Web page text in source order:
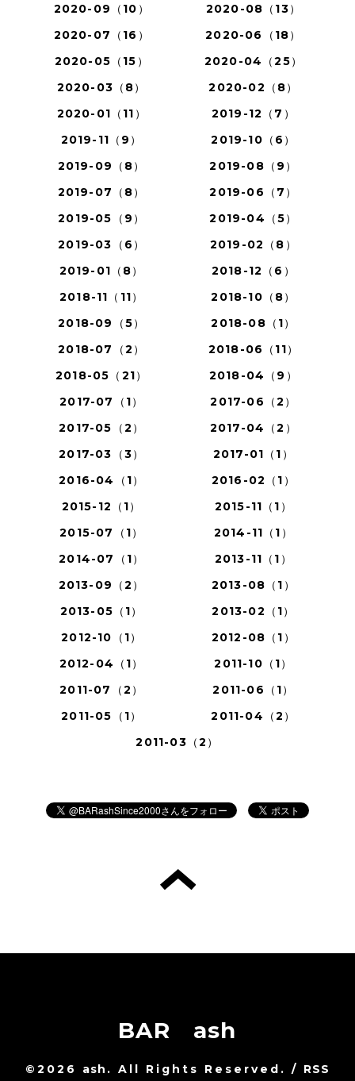
2020-09（10）
2020-08（13）
2020-07（16）
2020-06（18）
2020-05（15）
2020-04（25）
2020-03（8）
2020-02（8）
2020-01（11）
2019-12（7）
2019-11（9）
2019-10（6）
2019-09（8）
2019-08（9）
2019-07（8）
2019-06（7）
2019-05（9）
2019-04（5）
2019-03（6）
2019-02（8）
2019-01（8）
2018-12（6）
2018-11（11）
2018-10（8）
2018-09（5）
2018-08（1）
2018-07（2）
2018-06（11）
2018-05（21）
2018-04（9）
2017-07（1）
2017-06（2）
2017-05（2）
2017-04（2）
2017-03（3）
2017-01（1）
2016-04（1）
2016-02（1）
2015-12（1）
2015-11（1）
2015-07（1）
2014-11（1）
2014-07（1）
2013-11（1）
2013-09（2）
2013-08（1）
2013-05（1）
2013-02（1）
2012-10（1）
2012-08（1）
2012-04（1）
2011-10（1）
2011-07（2）
2011-06（1）
2011-05（1）
2011-04（2）
2011-03（2）
BAR ash
©2026 ash . All Rights Reserved. / RSS